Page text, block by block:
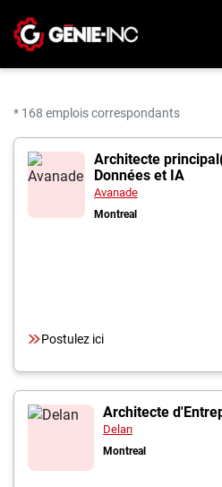
Créez un compte
Emplois
Recherchez un emploi
Compagnies
Inscrivez-vous à l'infolettre
Employeurs
* 168 emplois correspondants
168 offres
Architecte
Données et IA
Avanade
Montreal
Postulez ici
Architecte
Delan
Montreal